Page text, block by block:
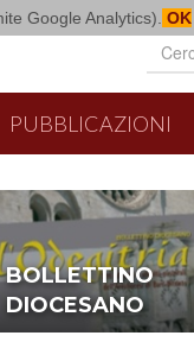
Google Analytics). OK
PUBBLICAZIONI
BOLLETTINO
DIOCESANO